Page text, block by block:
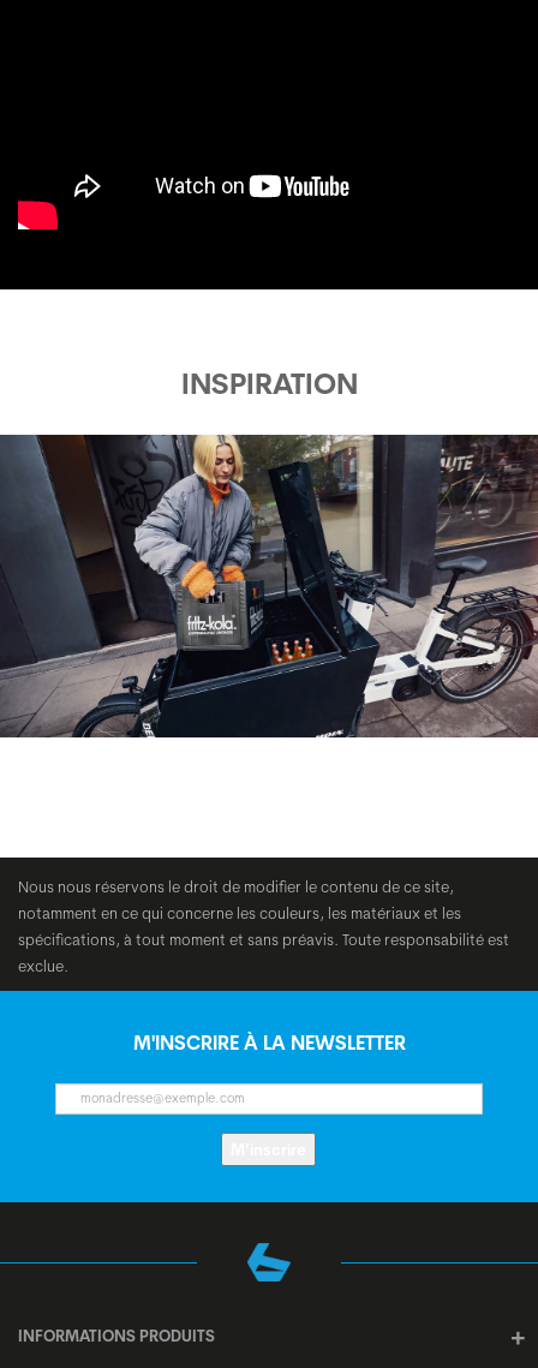
INSPIRATION
Nous nous réservons le droit de modifier le contenu de ce site,
notamment en ce qui concerne les couleurs, les matériaux et les
spécifications, à tout moment et sans préavis. Toute responsabilité est
exclue.
M'INSCRIRE À LA NEWSLETTER
INFORMATIONS PRODUITS